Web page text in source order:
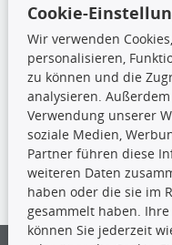
Stoßdämpfer
TecDoc Inside
Die hier angezeigten Daten
nicht kopiert werden.
Es ist zu unterlassen, die
vorherige Zustimmung von
Cookie-
Wir verwenden
personalisieren,
zu können und die
analysieren.
Verwendung unserer
soziale Medien,
Partner führen diese
weiteren Daten
haben oder die sie im
gesammelt haben.
können Sie jederzeit